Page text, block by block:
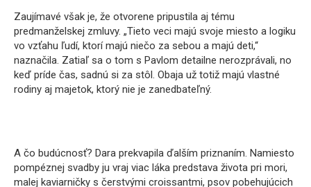
Zaujímavé však je, že otvorene pripustila aj tému
predmanželskej zmluvy. „Tieto veci majú svoje miesto a logiku
vo vzťahu ľudí, ktorí majú niečo za sebou a majú deti,“
naznačila. Zatiaľ sa o tom s Pavlom detailne nerozprávali, no
keď príde čas, sadnú si za stôl. Obaja už totiž majú vlastné
rodiny aj majetok, ktorý nie je zanedbateľný.
A čo budúcnosť? Dara prekvapila ďalším priznaním. Namiesto
pompéznej svadby ju vraj viac láka predstava života pri mori,
malej kaviarničky s čerstvými croissantmi, psov pobehujúcich